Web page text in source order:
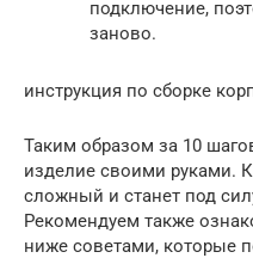
подключение,
заново.
инструкция по сборке
Таким образом за 10
изделие своими руками.
сложный и станет под
Рекомендуем также
ниже советами, которые